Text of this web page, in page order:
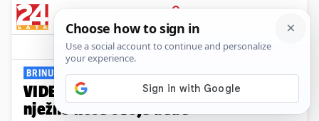
PRIJAVA
Viral Komentari
BRINU SE O NJIMA
VIDEO Dirljivi prizori: Majke pande
nježno nose svoje bebe